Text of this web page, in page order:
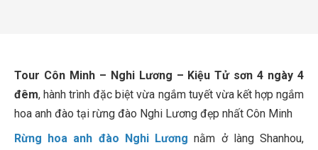
Tour Côn Minh – Nghi Lương – Kiệu Tử sơn 4 ngày 4
đêm, hành trình đặc biệt vừa ngắm tuyết vừa kết hợp ngắm
hoa anh đào tại rừng đào Nghi Lương đẹp nhất Côn Minh
Rừng hoa anh đào Nghi Lương nằm ở làng Shanhou,